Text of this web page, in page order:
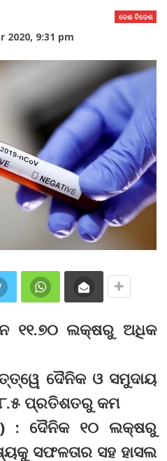
ଦେଶ ବିଦେଶ
2020, 9:31 pm
୧୧.୭୦ ଲକ୍ଷରୁ ଅଧିକ
ଦୈନିକ ଓ ସମୁଦାୟ
୮.୫ ପ୍ରତିଶତରୁ କମ
: ଦୈନିକ ୧୦ ଲକ୍ଷରୁ
ସଫଳତାର ସହ ହାସଲ